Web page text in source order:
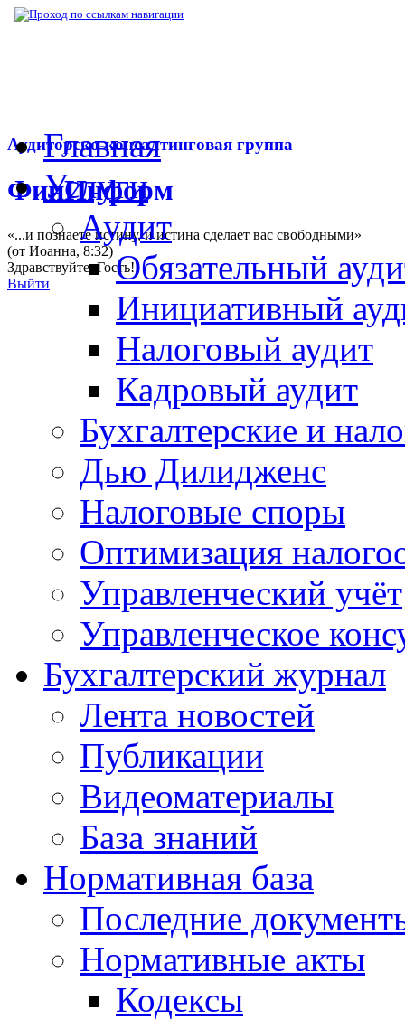
Аудиторско-консалтинговая группа
ФинИнформ
«...и познаете истину, и истина сделает вас свободными»
(от Иоанна, 8:32)
Здравствуйте,Гость!
Выйти
Главная
Услуги
Аудит
Обязательный
Инициативный
Налоговый аудит
Кадровый аудит
Бухгалтерские и
Дью Дилидженс
Налоговые споры
Оптимизация
Управленческий учёт
Управленческое
Бухгалтерский журнал
Лента новостей
Публикации
Видеоматериалы
База знаний
Нормативная база
Последние
Нормативные акты
Кодексы